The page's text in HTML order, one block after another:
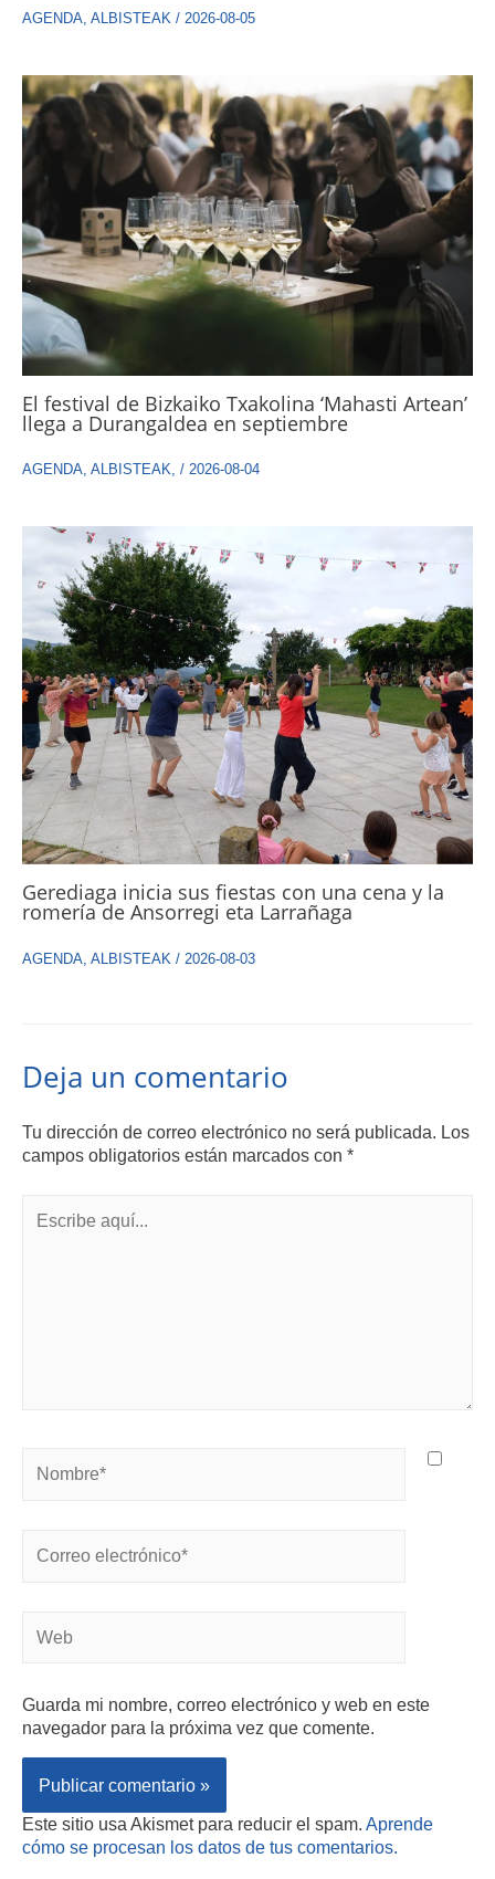
AGENDA, ALBISTEAK / 2026-08-05
El festival de Bizkaiko Txakolina ‘Mahasti Artean’
llega a Durangaldea en septiembre
AGENDA, ALBISTEAK, / 2026-08-04
Gerediaga inicia sus fiestas con una cena y la
romería de Ansorregi eta Larrañaga
AGENDA ALBISTEAK / 2026-08-03
Deja un comentario
Tu dirección de correo electrónico no será publicada. Los
campos obligatorios están marcados con *
Guarda mi nombre, correo electrónico y web en este
navegador para la próxima vez que comente.
Este sitio usa Akismet para reducir el spam. Aprende
cómo se procesan los datos de tus comentarios.